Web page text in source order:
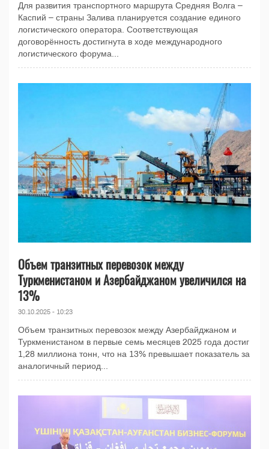
Для развития транспортного маршрута Средняя Волга –
Каспий – страны Залива планируется создание единого
логистического оператора. Соответствующая
договорённость достигнута в ходе международного
логистического форума...
Объем транзитных перевозок между
Туркменистаном и Азербайджаном увеличился на
13%
30.10.2025 - 10:23
Объем транзитных перевозок между Азербайджаном и
Туркменистаном в первые семь месяцев 2025 года достиг
1,28 миллиона тонн, что на 13% превышает показатель за
аналогичный период...